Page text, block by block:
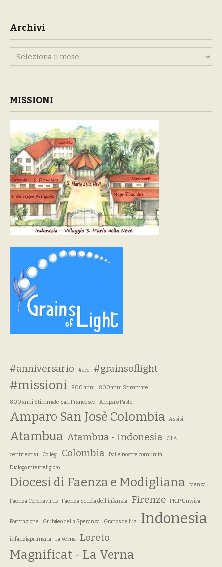
Archivi
Archivi
MISSIONI
#anniversario #cre #grainsoflight
#missioni 800 anni 800 anni Stimmate
800 anni Stimmate San Francesco Amparo Pasto
Amparo San Josè Colombia Assisi
Atambua Atambua - Indonesia C.I.A.
centriestivi Collegi Colombia
Dalle nostre comunità
Dialogo interreligioso
Diocesi di Faenza e Modigliana faenza
Faenza Coronavirus Faenza Scuola dell'infanzia Firenze FKIP Unwira
Formazione Giubileo della Speranza Granos de luz Indonesia
infanziaprimaria La Verna Loreto
Magnificat - La Verna